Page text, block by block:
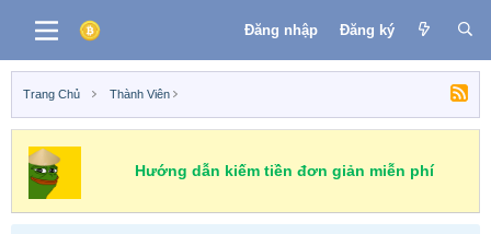
Đăng nhập Đăng ký
Trang Chủ Thành Viên
Hướng dẫn kiếm tiền đơn giản miễn phí